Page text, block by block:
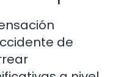
de